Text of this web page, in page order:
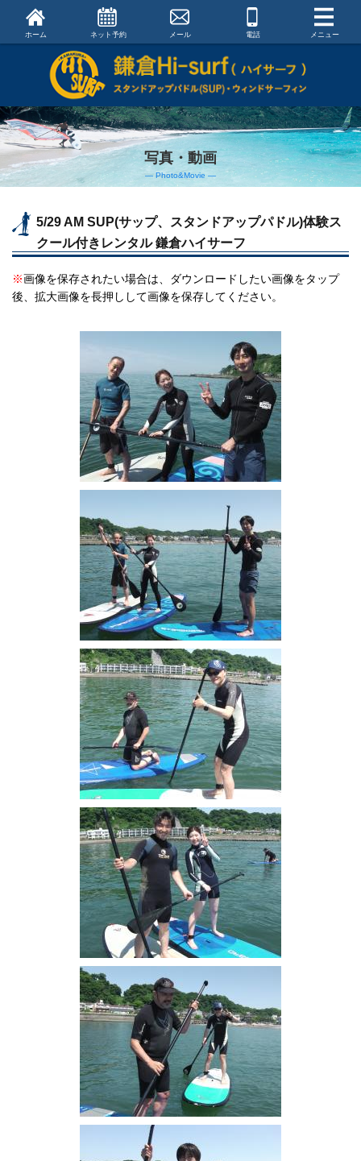
ホーム ネット予約 メール 電話 メニュー
写真・動画
― Photo&Movie ―
5/29 AM SUP(サップ、スタンドアップパドル)体験ス
クール付きレンタル 鎌倉ハイサーフ
※画像を保存されたい場合は、ダウンロードしたい画像をタップ
後、拡大画像を長押しして画像を保存してください。